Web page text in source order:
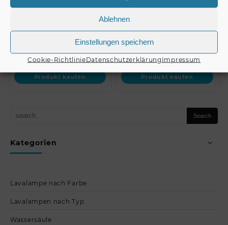
Ablehnen
Einstellungen speichern
Cookie-RichtlinieDatenschutzerklärung Impressum
Kategorien
Lavalampe nach Farbe
Lavalampen nach Typ
Wassersäule
Produkt kaufen
Western guitar white
Produkt kaufen